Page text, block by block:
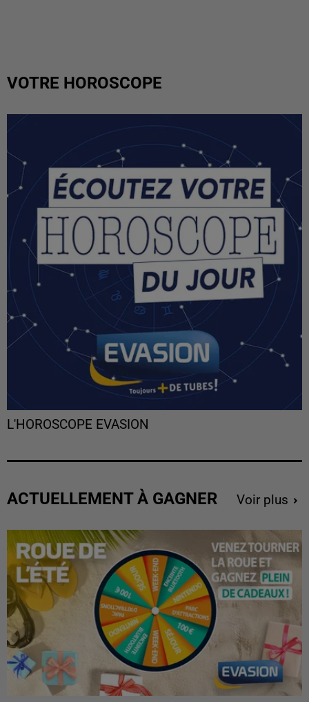
VOTRE HOROSCOPE
L'HOROSCOPE EVASION
ACTUELLEMENT À GAGNER Voir plus